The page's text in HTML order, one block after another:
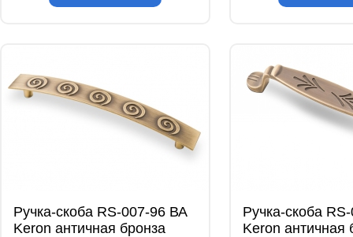
Ручка-скоба RS-007-96 ВА
Keron античная бронза
Ручка-скоба
Keron античная